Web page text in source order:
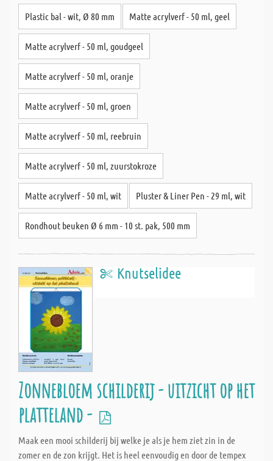
Plastic bal - wit, Ø 80 mm Matte acrylverf - 50 ml, geel
Matte acrylverf - 50 ml, goudgeel
Matte acrylverf - 50 ml, oranje
Matte acrylverf - 50 ml, groen
Matte acrylverf - 50 ml, reebruin
Matte acrylverf - 50 ml, zuurstokroze
Matte acrylverf - 50 ml, wit Pluster & Liner Pen - 29 ml, wit
Rondhout beuken Ø 6 mm - 10 st. pak, 500 mm
Knutselidee
Zonnebloem schilderij - uitzicht op het
platteland -
Maak een mooi schilderij bij welke je als je hem ziet zin in de
zomer en de zon krijgt. Het is heel eenvoudig en door de tempex